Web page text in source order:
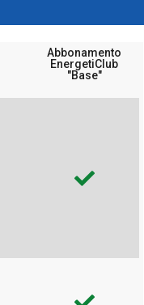
Abbonamento
EnergetiClub
"Base"